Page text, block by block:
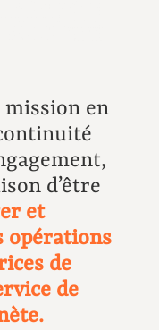
en
d’être
et
opérations
de
de